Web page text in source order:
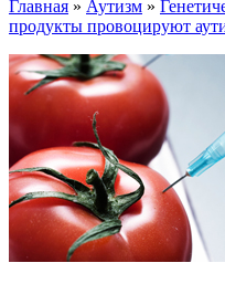
Главная » Аутизм »
продукты провоцируют